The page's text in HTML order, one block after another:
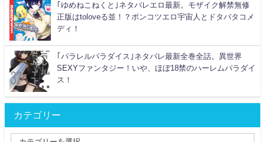
｢ゆめねこねくと｣ネタバレエロ最新。モザイク解禁無修
正版はtoloveる並！？ポンコツエロ宇宙人とドタバタコメ
ディ！
｢パラレルパラダイス｣ネタバレ最新全巻全話。異世界
SEXYファンタジー！いや、ほぼ18禁のハーレムパラダイ
ス！
カテゴリー